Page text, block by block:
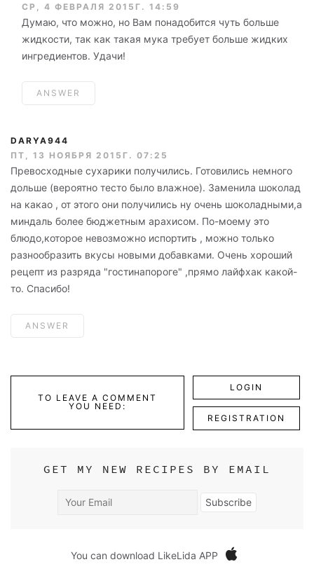
СР, 4 ФЕВРАЛЯ 2015Г. 14:59
Думаю, что можно, но Вам понадобится чуть больше
жидкости, так как такая мука требует больше жидких
ингредиентов. Удачи!
ANSWER
DARYA944
ПТ, 13 НОЯБРЯ 2015Г. 07:25
Превосходные сухарики получились. Готовились немного
дольше (вероятно тесто было влажное). Заменила шоколад
на какао , от этого они получились ну очень шоколадными,а
миндаль более бюджетным арахисом. По-моему это
блюдо,которое невозможно испортить , можно только
разнообразить вкусы новыми добавками. Очень хороший
рецепт из разряда "гостинапороге" ,прямо лайфхак какой-
то. Спасибо!
ANSWER
TO LEAVE A COMMENT
YOU NEED:
LOGIN
REGISTRATION
GET MY NEW RECIPES BY EMAIL
Your
Subscribe
You can download LikeLida APP